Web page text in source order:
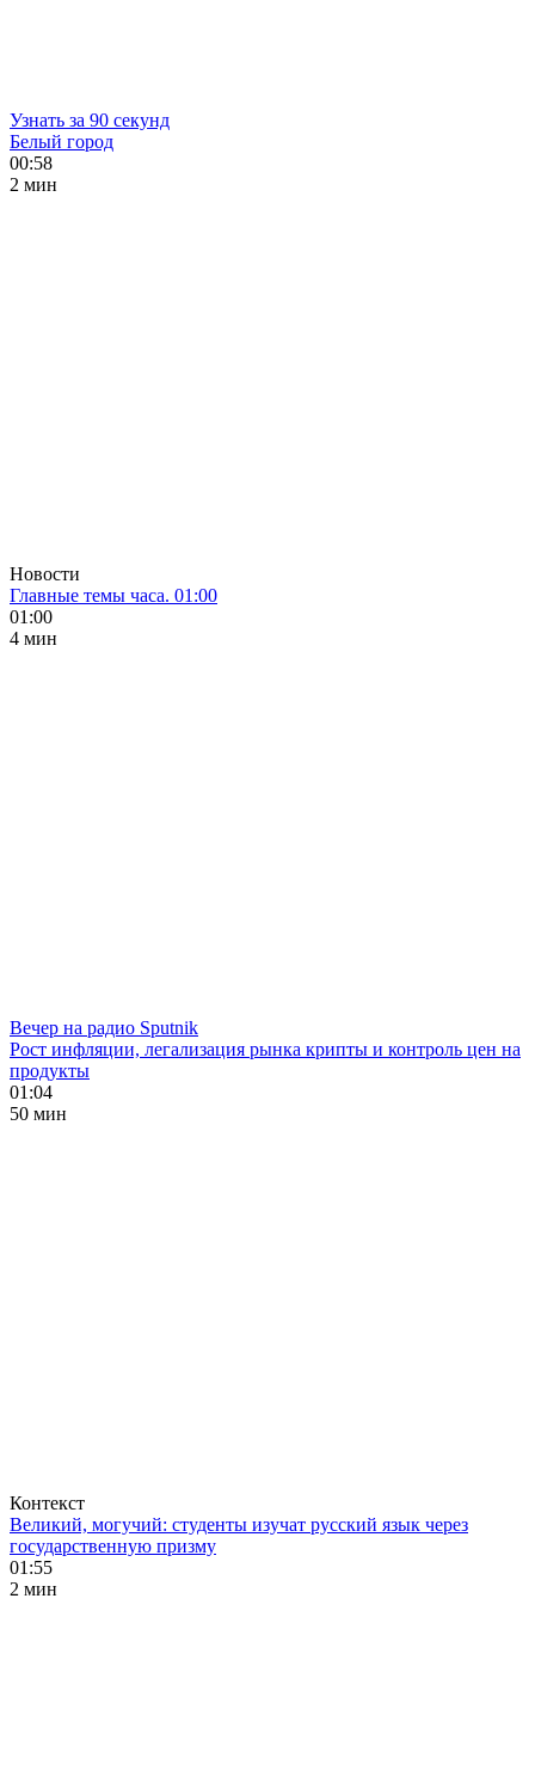
Узнать за 90 секунд
Белый город
00:58
2 мин
Новости
Главные темы часа. 01:00
01:00
4 мин
Вечер на радио Sputnik
Рост инфляции, легализация рынка крипты и контроль цен на
продукты
01:04
50 мин
Контекст
Великий, могучий: студенты изучат русский язык через
государственную призму
01:55
2 мин